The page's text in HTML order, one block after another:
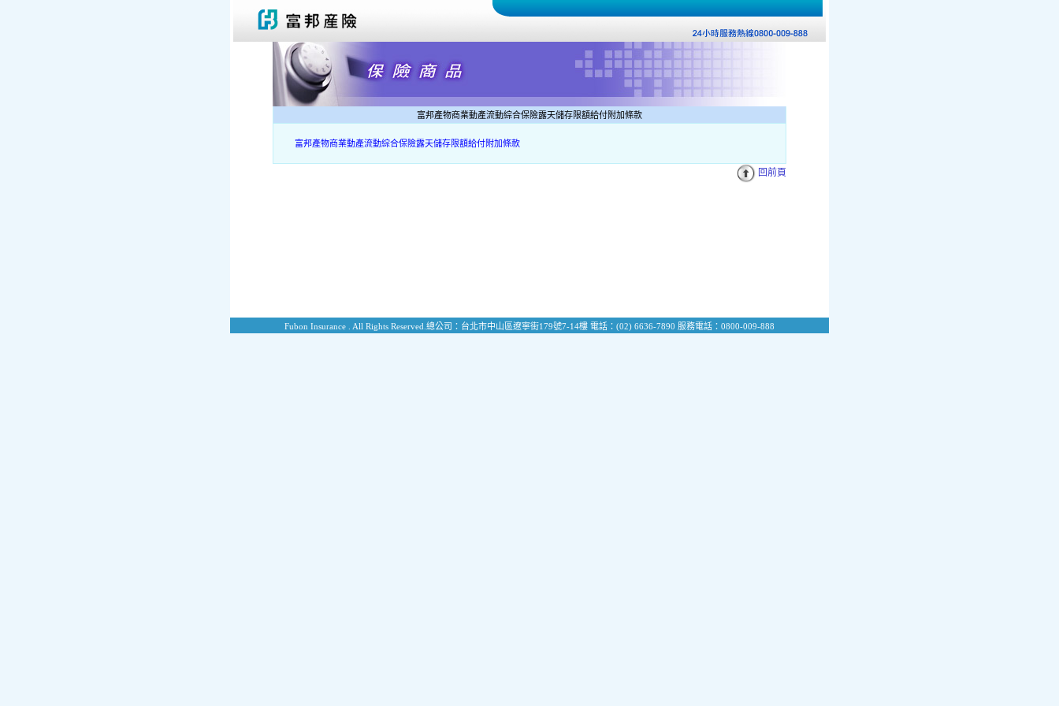
富邦產物商業動產流動綜合保險露天儲存限額給付附加條款
富邦產物商業動產流動綜合保險露天儲存限額給付附加條款
回前頁
Fubon Insurance . All Rights Reserved. 總公司：台北市中山區遼寧街179號7-14樓 電話：(02) 6636-7890 服務電話：0800-009-888